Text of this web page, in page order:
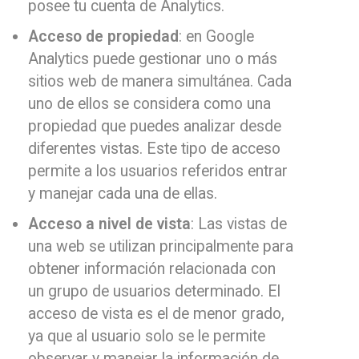
posee tu cuenta de Analytics.
Acceso de propiedad: en Google
Analytics puede gestionar uno o más
sitios web de manera simultánea. Cada
uno de ellos se considera como una
propiedad que puedes analizar desde
diferentes vistas. Este tipo de acceso
permite a los usuarios referidos entrar
y manejar cada una de ellas.
Acceso a nivel de vista: Las vistas de
una web se utilizan principalmente para
obtener información relacionada con
un grupo de usuarios determinado. El
acceso de vista es el de menor grado,
ya que al usuario solo se le permite